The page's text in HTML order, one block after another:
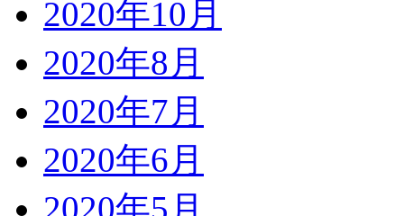
2020年10月
2020年8月
2020年7月
2020年6月